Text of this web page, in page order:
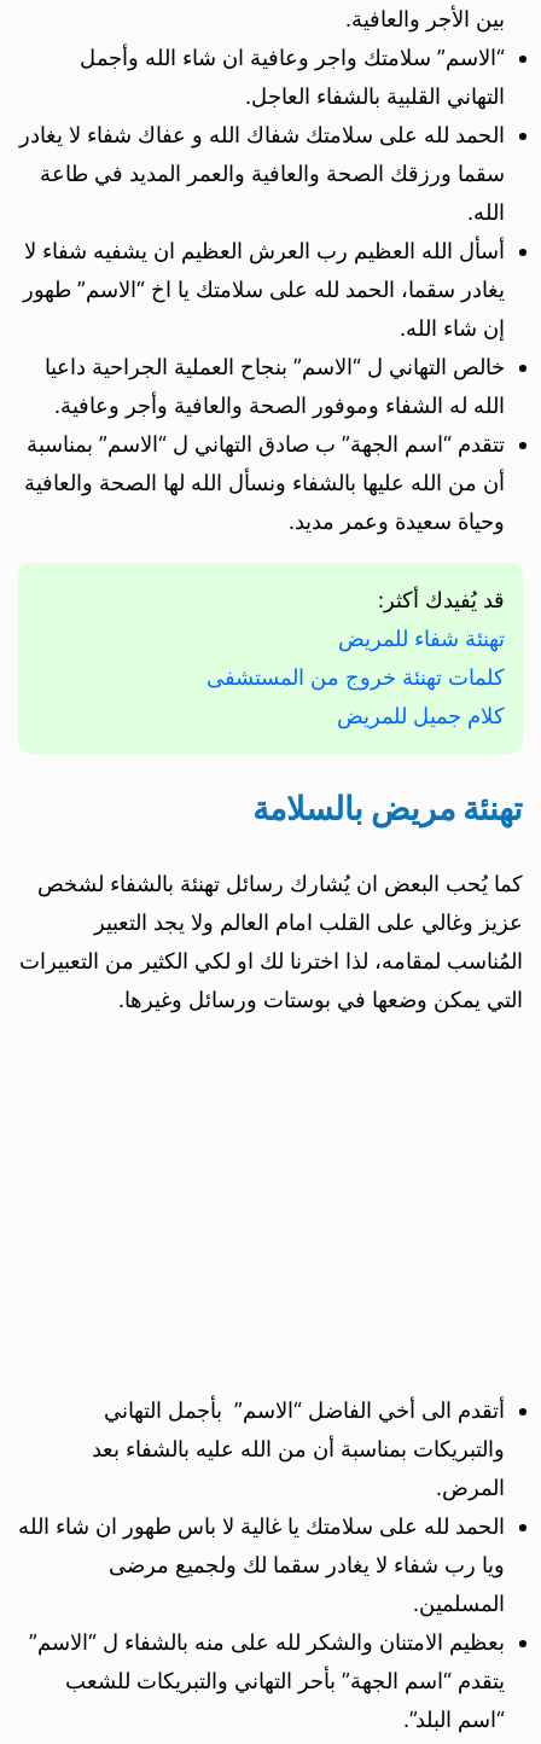
بين الأجر والعافية.
“الاسم” سلامتك واجر وعافية ان شاء الله وأجمل
التهاني القلبية بالشفاء العاجل.
الحمد لله على سلامتك شفاك الله و عفاك شفاء لا يغادر
سقما ورزقك الصحة والعافية والعمر المديد في طاعة
الله.
أسأل الله العظيم رب العرش العظيم ان يشفيه شفاء لا
يغادر سقما، الحمد لله على سلامتك يا اخ “الاسم” طهور
إن شاء الله.
خالص التهاني ل “الاسم” بنجاح العملية الجراحية داعيا
الله له الشفاء وموفور الصحة والعافية وأجر وعافية.
تتقدم “اسم الجهة” ب صادق التهاني ل “الاسم” بمناسبة
أن من الله عليها بالشفاء ونسأل الله لها الصحة والعافية
وحياة سعيدة وعمر مديد.
قد يُفيدك أكثر:
تهنئة شفاء للمريض
كلمات تهنئة خروج من المستشفى
كلام جميل للمريض
تهنئة مريض بالسلامة
كما يُحب البعض ان يُشارك رسائل تهنئة بالشفاء لشخص
عزيز وغالي على القلب امام العالم ولا يجد التعبير
المُناسب لمقامه، لذا اخترنا لك او لكي الكثير من التعبيرات
التي يمكن وضعها في بوستات ورسائل وغيرها.
أتقدم الى أخي الفاضل “الاسم” بأجمل التهاني
والتبريكات بمناسبة أن من الله عليه بالشفاء بعد
المرض.
الحمد لله على سلامتك يا غالية لا باس طهور ان شاء الله
ويا رب شفاء لا يغادر سقما لك ولجميع مرضى
المسلمين.
بعظيم الامتنان والشكر لله على منه بالشفاء ل “الاسم”
يتقدم “اسم الجهة” بأحر التهاني والتبريكات للشعب
“اسم البلد”.